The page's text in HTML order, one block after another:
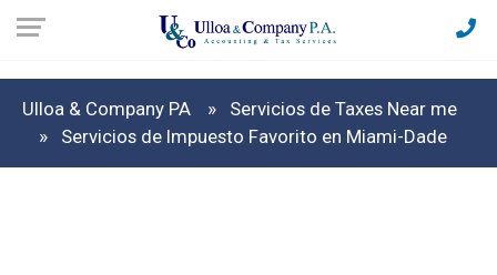
Ulloa & Company PA
Servicios de Taxes Near me
Servicios de Impuesto Favorito en Miami-Dade